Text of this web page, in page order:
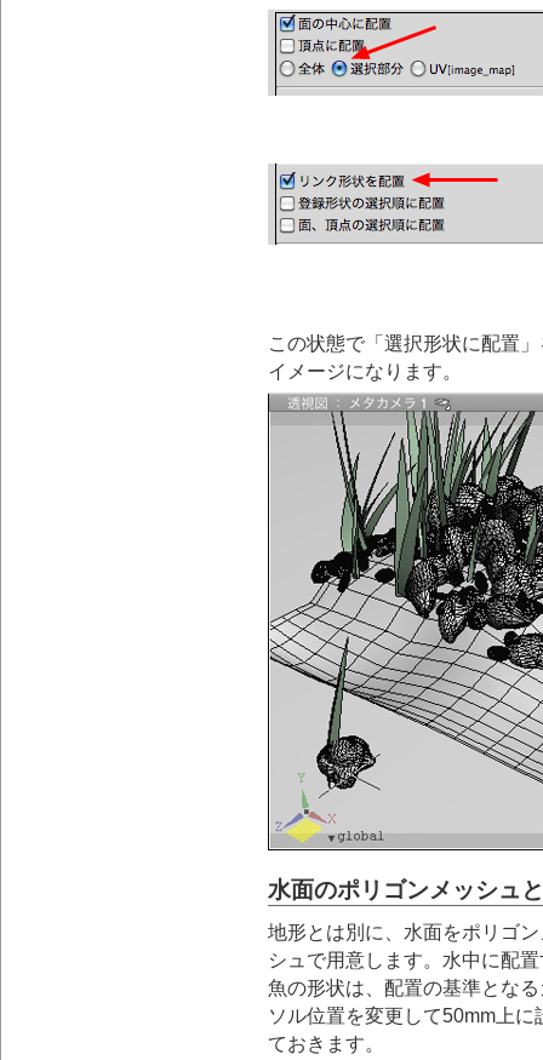
この状態で「選択形状に配置
イメージになります。
水面のポリゴンメッシュ
地形とは別に、水面をポリゴ
シュで用意します。水中に配
魚の形状は、配置の基準とな
ソル位置を変更して50mm上に
ておきます。